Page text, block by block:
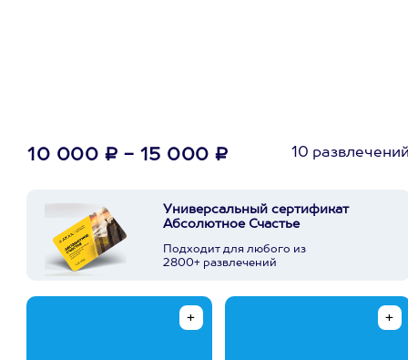
10 000 ₽ - 15 000 ₽ 10
Универсальный сертификат
Абсолютное Счастье
Подходит для любого из
2800+ развлечений